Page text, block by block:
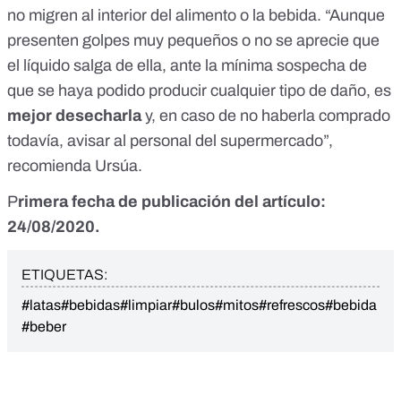
no migren al interior del alimento o la bebida. “Aunque
presenten golpes muy pequeños o no se aprecie que
el líquido salga de ella, ante la mínima sospecha de
que se haya podido producir cualquier tipo de daño, es
mejor desecharlay, en caso de no haberla comprado
todavía, avisar al personal del supermercado”,
recomienda Ursúa.
Primera fecha de publicación del artículo:
24/08/2020.
ETIQUETAS:
#latas#bebidas#limpiar#bulos#mitos#refrescos#bebida
#beber